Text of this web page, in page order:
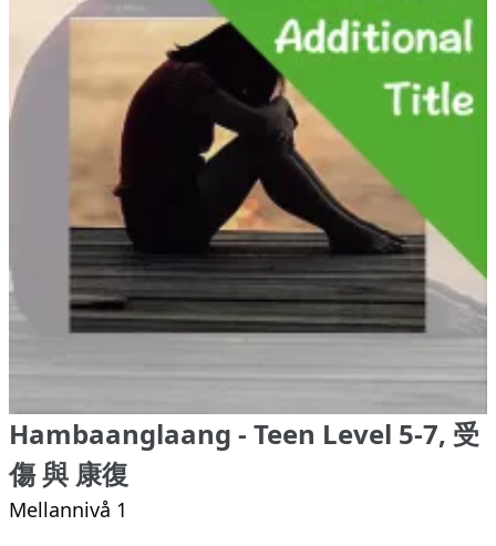
Hambaanglaang - Teen Level 5-7, 受
傷 與 康復
Mellannivå 1